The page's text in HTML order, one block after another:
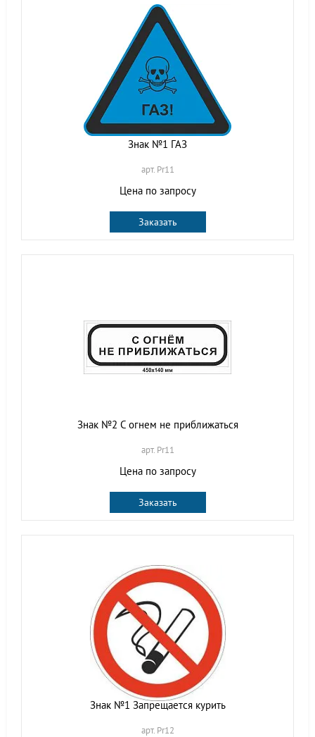
Знак №1 ГАЗ
арт. Pr11
Цена по запросу
Заказать
Знак №2 С огнем не приближаться
арт. Pr11
Цена по запросу
Заказать
Знак №1 Запрещается курить
арт. Pr12